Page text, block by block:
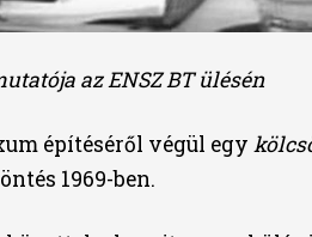
az ENSZ BT ülésén
építéséről végül egy
1969-ben.